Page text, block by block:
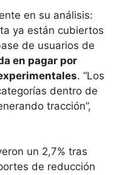
en su análisis:
ya están cubiertos
de usuarios de
en pagar por
. “Los
dentro de
tracción”,
un 2,7% tras
de reducción